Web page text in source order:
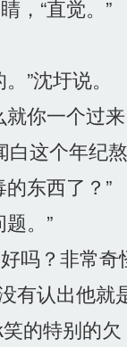
，“直觉。”
”沈圩说。
你一个过
白这个年纪
东西了？”
。”
吗？非常奇
有认出他就
的特别的